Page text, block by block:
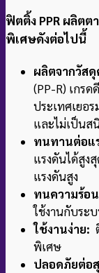
ฟิตติ้ง PPR ผลิต
พิเศษดังต่อไปนี้
ผลิตจากวัส
(PP-R) เกร
ประเทศเยอ
และไม่เป็นส
ทนทานต่อแ
แรงดันได้สูง
แรงดันสูง
ทนความร้อ
ใช้งานกับระ
ใช้งานง่าย:
พิเศษ
ปลอดภัยต่อ